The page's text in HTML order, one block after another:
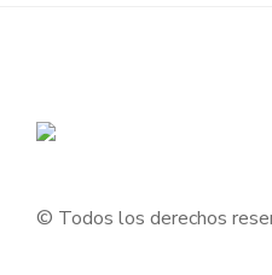
© Todos los derechos